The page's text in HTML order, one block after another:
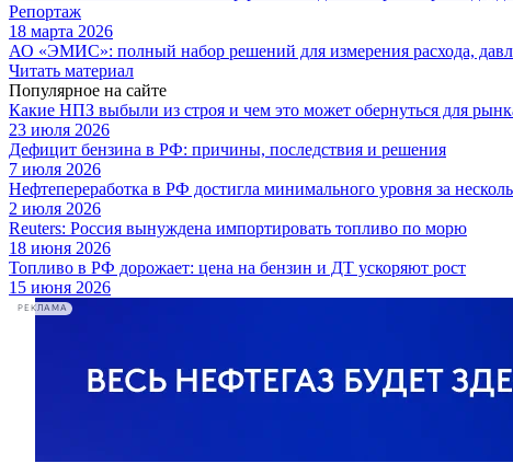
Репортаж
18 марта 2026
АО «ЭМИС»: полный набор решений для измерения расхода,
Читать материал
Популярное на сайте
Какие НПЗ выбыли из строя и чем это может обернуться для
23 июля 2026
Дефицит бензина в РФ: причины, последствия и решения
7 июля 2026
Нефтепереработка в РФ достигла минимального уровня за
2 июля 2026
Reuters: Россия вынуждена импортировать топливо по морю
18 июня 2026
Топливо в РФ дорожает: цена на бензин и ДТ ускоряют рост
15 июня 2026
РЕКЛАМА